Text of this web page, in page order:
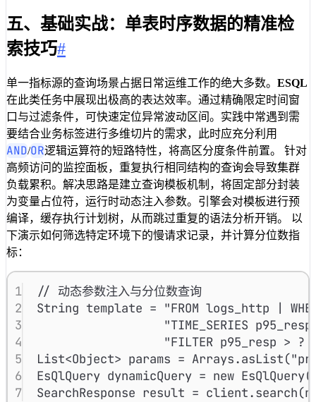
五、基础实战：单表时序数据的精准检
索技巧#
单一指标源的查询场景占据日常运维工作的绝大多数。 ESQL
在此类任务中展现出极高的表达效率。通过精确限定时间窗
口与过滤条件，可快速定位异常波动区间。实践中常遇到需
要结合业务标签进行多维切片的需求，此时应充分利用
AND/OR逻辑运算符的短路特性，将高区分度条件前置。 针对
高频访问的监控面板，重复执行相同结构的查询会导致集群
负载累积。解决思路是建立查询模板机制，将固定部分封装
为变量占位符，运行时动态注入参数。引擎会对模板进行预
编译，缓存执行计划树，从而跳过重复的语法分析开销。 以
下演示如何筛选特定环境下的慢请求记录，并计算分位数指
标：
1
// 动态参数注入与分位数查询
2
String template = "FROM logs_http |
3
"TIME_SERIES
4
"FILTER p95_resp > ?
5
List<Object> params = Arrays.asList(
6
EsQlQuery dynamicQuery = new EsQlQuery
7
SearchResponse result = client.search(